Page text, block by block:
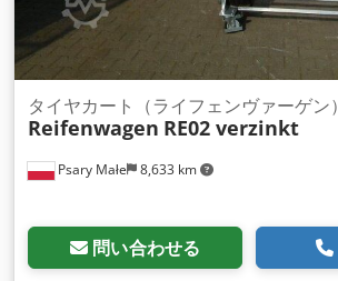
Psary Małe 8,633 km
タイヤカート（ライフェンヴァーゲン）
Reifenwagen RE02 verzinkt
問い合わせる